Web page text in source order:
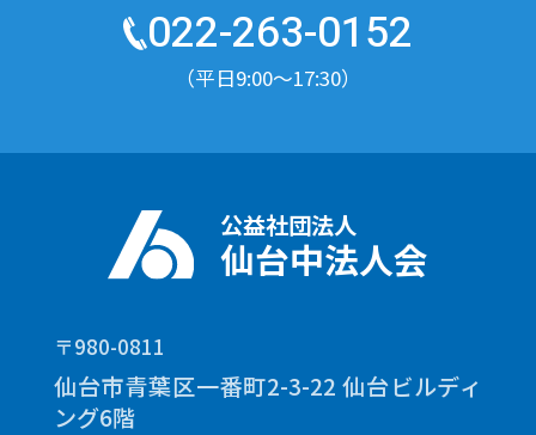
022-263-0152
（平日9:00〜17:30）
公益社団法人
仙台中法人会
〒980-0811
仙台市青葉区一番町2-3-22 仙台ビルディ
ング6階